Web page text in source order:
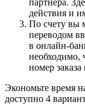
партнера.
действия и
По счету вы
переводом
в онлайн-
необходимо,
номер
Экономьте время
доступно 4